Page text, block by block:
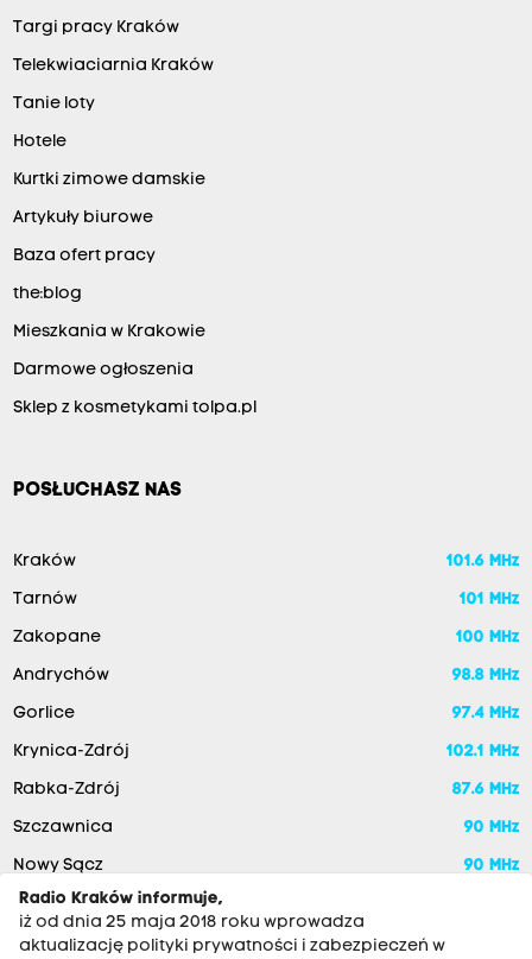
Targi pracy Kraków
Telekwiaciarnia Kraków
Tanie loty
Hotele
Kurtki zimowe damskie
Artykuły biurowe
Baza ofert pracy
the:blog
Mieszkania w Krakowie
Darmowe ogłoszenia
Sklep z kosmetykami tolpa.pl
POSŁUCHASZ NAS
Kraków 101.6 MHz
Tarnów 101 MHz
Zakopane 100 MHz
Andrychów 98.8 MHz
Gorlice 97.4 MHz
Krynica-Zdrój 102.1 MHz
Rabka-Zdrój 87.6 MHz
Szczawnica 90 MHz
Nowy Sącz
90 MHz
Radio Kraków informuje,
iż od dnia 25 maja 2018 roku wprowadza
aktualizację polityki prywatności i zabezpieczeń w